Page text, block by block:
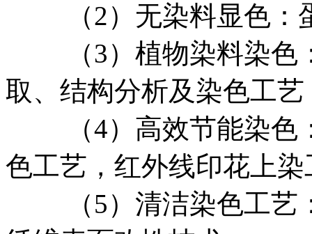
（2）无染料显色：
（3）植物染料染色
取、结构分析及染色工艺
（4）高效节能染色
色工艺，红外线印花上染
（5）清洁染色工艺